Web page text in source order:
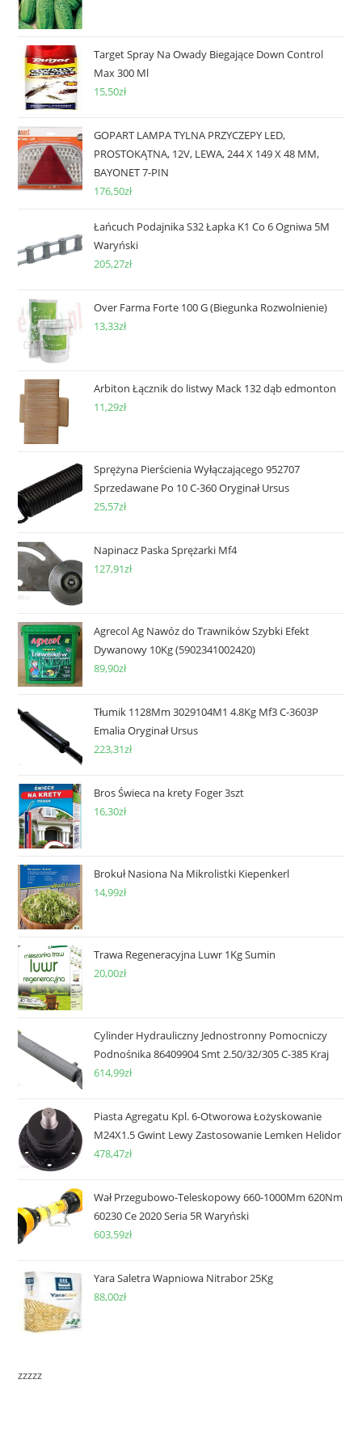
Target Spray Na Owady Biegające Down Control
Max 300 Ml
15,50zł
GOPART LAMPA TYLNA PRZYCZEPY LED,
PROSTOKĄTNA, 12V, LEWA, 244 X 149 X 48 MM,
BAYONET 7-PIN
176,50zł
Łańcuch Podajnika S32 Łapka K1 Co 6 Ogniwa 5M
Waryński
205,27zł
Over Farma Forte 100 G (Biegunka Rozwolnienie)
13,33zł
Arbiton Łącznik do listwy Mack 132 dąb edmonton
11,29zł
Sprężyna Pierścienia Wyłączającego 952707
Sprzedawane Po 10 C-360 Oryginał Ursus
25,57zł
Napinacz Paska Sprężarki Mf4
127,91zł
Agrecol Ag Nawóz do Trawników Szybki Efekt
Dywanowy 10Kg (5902341002420)
89,90zł
Tłumik 1128Mm 3029104M1 4.8Kg Mf3 C-3603P
Emalia Oryginał Ursus
223,31zł
Bros Świeca na krety Foger 3szt
16,30zł
Brokuł Nasiona Na Mikrolistki Kiepenkerl
14,99zł
Trawa Regeneracyjna Luwr 1Kg Sumin
20,00zł
Cylinder Hydrauliczny Jednostronny Pomocniczy
Podnośnika 86409904 Smt 2.50/32/305 C-385 Kraj
614,99zł
Piasta Agregatu Kpl. 6-Otworowa Łożyskowanie
M24X1.5 Gwint Lewy Zastosowanie Lemken Helidor
478,47zł
Wał Przegubowo-Teleskopowy 660-1000Mm 620Nm
60230 Ce 2020 Seria 5R Waryński
603,59zł
Yara Saletra Wapniowa Nitrabor 25Kg
88,00zł
zzzzz